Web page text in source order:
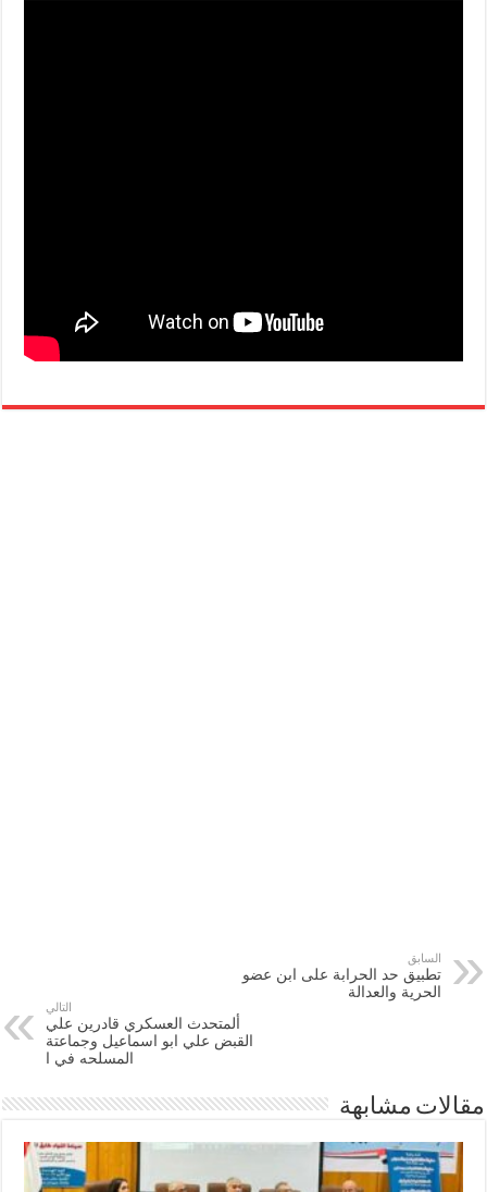
السابق
تطبيق حد الحرابة على ابن عضو
الحرية والعدالة
التالي
ألمتحدث العسكري قادرين علي
القبض علي ابو اسماعيل وجماعتة
المسلحه في ا
مقالات مشابهة